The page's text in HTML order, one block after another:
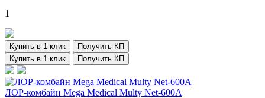
1
Купить в 1 клик
Получить КП
Купить в 1 клик
Получить КП
ЛОР-комбайн Mega Medical Multy Net-600A